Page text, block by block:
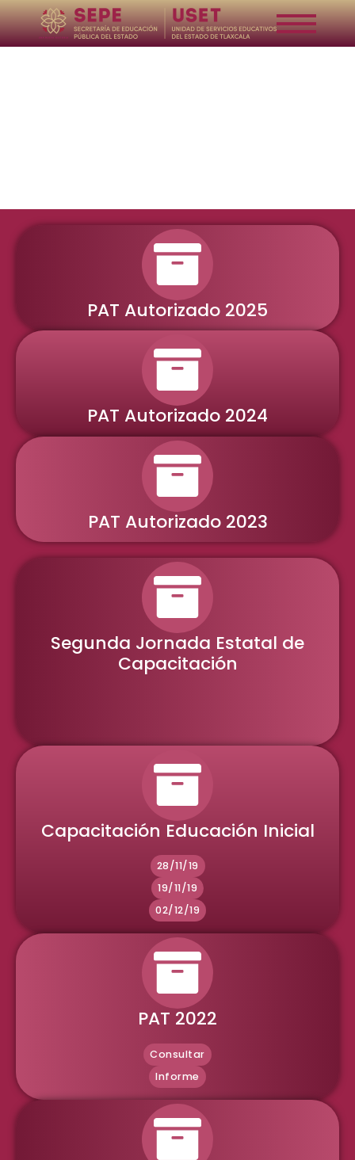
Ir
al
contenido
PAT Autorizado 2025
PAT Autorizado 2024
PAT Autorizado 2023
Segunda Jornada Estatal de
Capacitación
Capacitación Educación Inicial
28/11/19
19/11/19
02/12/19
PAT 2022
Consultar
Informe